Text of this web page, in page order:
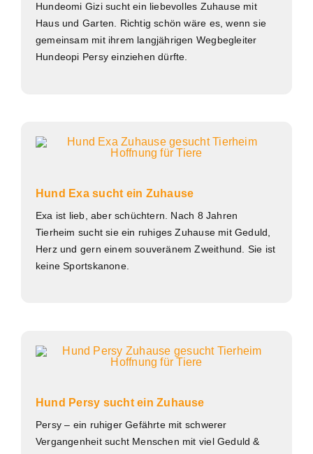
Hundeomi Gizi sucht ein liebevolles Zuhause mit
Haus und Garten. Richtig schön wäre es, wenn sie
gemeinsam mit ihrem langjährigen Wegbegleiter
Hundeopi Persy einziehen dürfte.
Hund Exa sucht ein Zuhause
Exa ist lieb, aber schüchtern. Nach 8 Jahren
Tierheim sucht sie ein ruhiges Zuhause mit Geduld,
Herz und gern einem souveränem Zweithund. Sie ist
keine Sportskanone.
Hund Persy sucht ein Zuhause
Persy – ein ruhiger Gefährte mit schwerer
Vergangenheit sucht Menschen mit viel Geduld &